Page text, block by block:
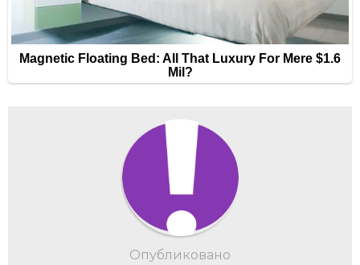
Опубликовано